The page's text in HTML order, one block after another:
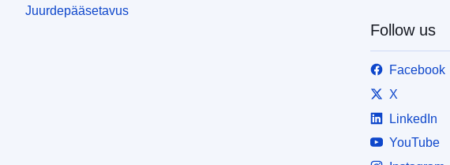
Juurdepääsetavus
Follow us
Facebook
X
LinkedIn
YouTube